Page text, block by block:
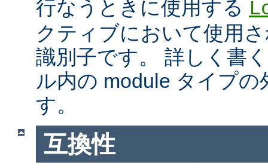
行なうときに使用する
クティブにおいて使用
識別子です。 詳しく書
ル内の module タイプの
す。
互換性